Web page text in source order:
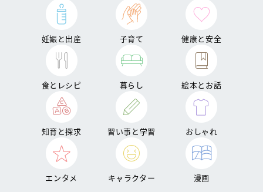
妊娠と出産 子育て 健康と安全
食とレシピ 暮らし 絵本とお話
知育と探求 習い事と学習 おしゃれ
エンタメ キャラクター 漫画